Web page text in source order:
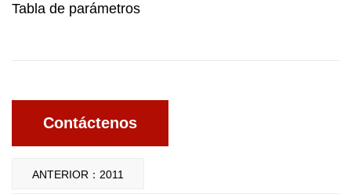
Tabla de parámetros
Contáctenos
ANTERIOR：2011